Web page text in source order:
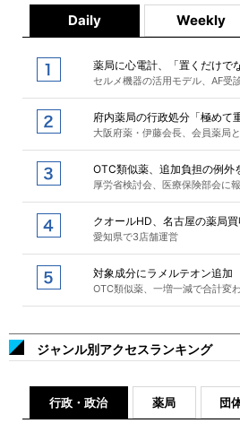
Daily Weekly
薬局に心電計、「置くだけで
セルメ機器の活用モデル、AF受
府内薬局の行政処分「極めて
大阪府薬・伊藤会長、会員薬局
OTC類似薬、追加負担の例外
厚労省検討会、医療保険部会に
クオールHD、名古屋の薬局買
愛知県で3店舗運営
対象成分にラメルテオン追加
OTC類似薬、一増一減で合計変
ジャンル別アクセスランキング
行政・政治 薬局 団